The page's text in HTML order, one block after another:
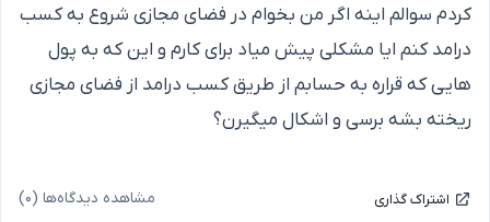
کردم سوالم اینه اگر من بخوام در فضای مجازی شروع به کسب
درامد کنم ایا مشکلی پیش میاد برای کارم و این که به پول
هایی که قراره به حسابم از طریق کسب درامد از فضای مجازی
ریخته بشه برسی و اشکال میگیرن؟
اشتراک گذاری مشاهده دیدگاه‌ها (۰)